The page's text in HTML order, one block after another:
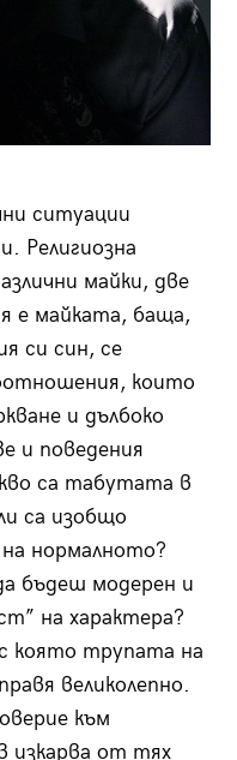
ситуации
Религиозна
майки, две
е майката, баща,
си син, се
които
и дълбоко
и поведения
са табутата в
са изобщо
нормалното?
бъдеш модерен и
на характера?
която трупата на
великолепно.
към
изкарва от тях